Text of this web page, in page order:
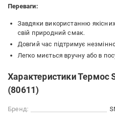
Переваги:
Завдяки використанню
свій природний смак.
Довгий час підтримує
Легко миється вручну або в
Характеристики Термос
(80611)
Бренд: